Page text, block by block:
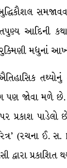
આદિની
રુક્મિણી મધુનાં
પણ જોવા મળે
પર પ્રકાશ
(રચના ઈ.
દ્વારા પ્રકાશિત